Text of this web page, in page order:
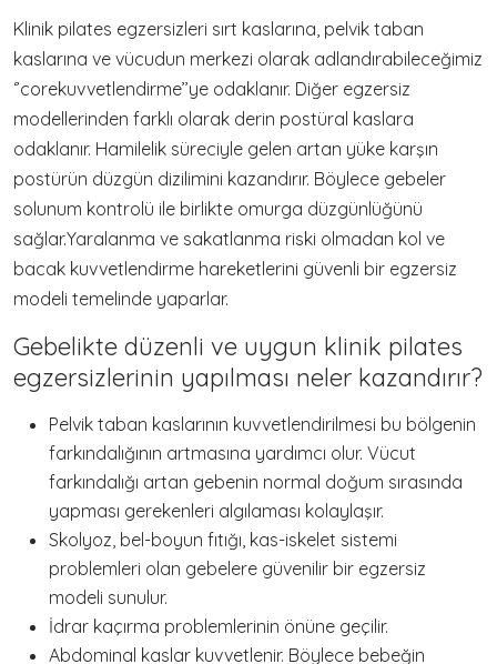
Klinik pilates egzersizleri sırt kaslarına, pelvik taban
kaslarına ve vücudun merkezi olarak adlandırabileceğimiz
‘’corekuvvetlendirme’’ye odaklanır. Diğer egzersiz
modellerinden farklı olarak derin postüral kaslara
odaklanır. Hamilelik süreciyle gelen artan yüke karşın
postürün düzgün dizilimini kazandırır. Böylece gebeler
solunum kontrolü ile birlikte omurga düzgünlüğünü
sağlar.Yaralanma ve sakatlanma riski olmadan kol ve
bacak kuvvetlendirme hareketlerini güvenli bir egzersiz
modeli temelinde yaparlar.
Gebelikte düzenli ve uygun klinik pilates
egzersizlerinin yapılması neler kazandırır?
Pelvik taban kaslarının kuvvetlendirilmesi bu bölgenin
farkındalığının artmasına yardımcı olur. Vücut
farkındalığı artan gebenin normal doğum sırasında
yapması gerekenleri algılaması kolaylaşır.
Skolyoz, bel-boyun fıtığı, kas-iskelet sistemi
problemleri olan gebelere güvenilir bir egzersiz
modeli sunulur.
İdrar kaçırma problemlerinin önüne geçilir.
Abdominal kaslar kuvvetlenir. Böylece bebeğin